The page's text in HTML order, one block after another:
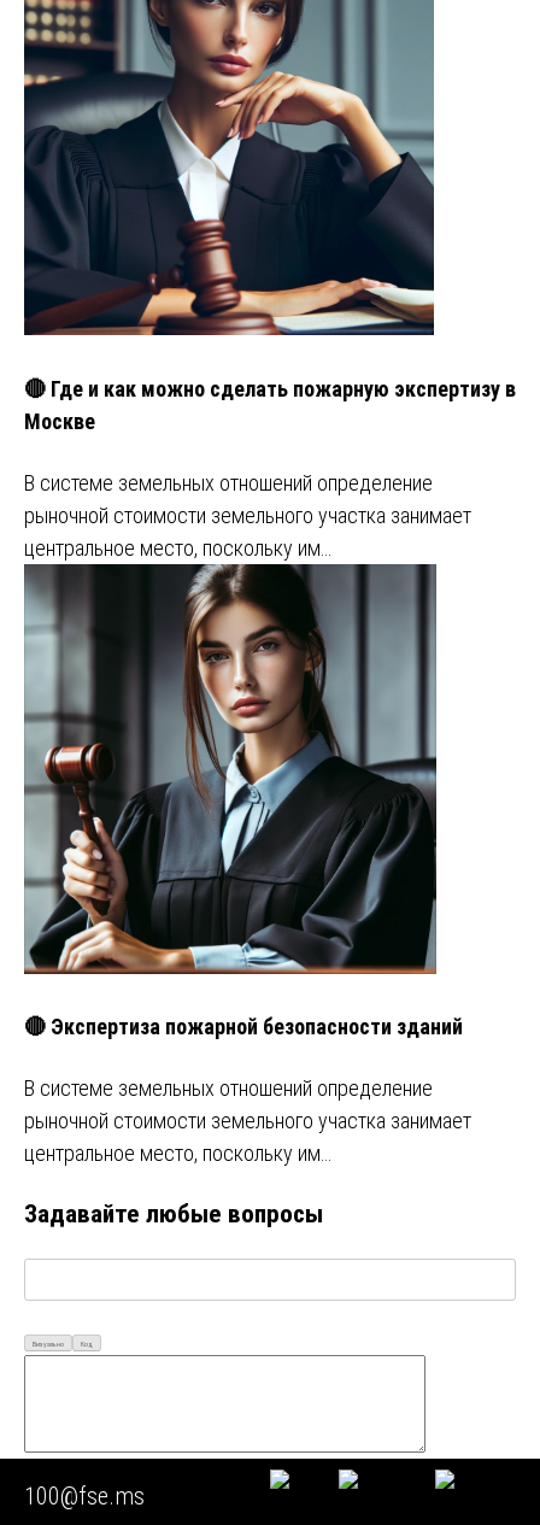
🔴 Где и как можно сделать пожарную экспертизу в
Москве
В системе земельных отношений определение
рыночной стоимости земельного участка занимает
центральное место, поскольку им…
🔴 Экспертиза пожарной безопасности зданий
В системе земельных отношений определение
рыночной стоимости земельного участка занимает
центральное место, поскольку им…
Задавайте любые вопросы
Визуально Код
Ваш Email*
100@fse.ms